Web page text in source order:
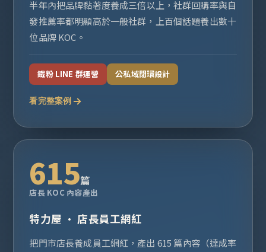
半年內把品牌黏著度養成三倍以上，社群回購率與自
發推薦率都明顯高於一般社群，上百個話題養出數十
位品牌 KOC。
鐵粉 LINE 群運營 公私域閉環設計
看完整案例
615篇
店長 KOC 內容產出
特力屋 · 店長員工網紅
把門市店長養成員工網紅，產出 615 篇內容（達成率